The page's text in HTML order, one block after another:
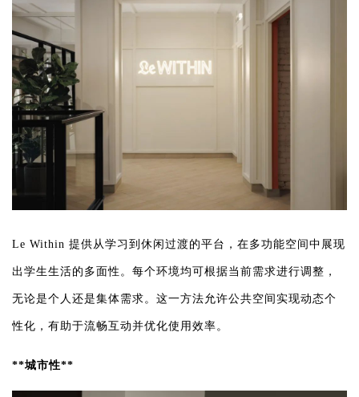
Le Within 提供从学习到休闲过渡的平台，在多功能空间中展现
出学生生活的多面性。每个环境均可根据当前需求进行调整，
无论是个人还是集体需求。这一方法允许公共空间实现动态个
性化，有助于流畅互动并优化使用效率。
**城市性**